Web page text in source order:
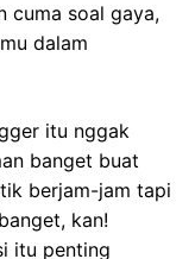
cuma soal gaya,
dalam
itu nggak
banget buat
berjam-jam tapi
kan!
itu penting